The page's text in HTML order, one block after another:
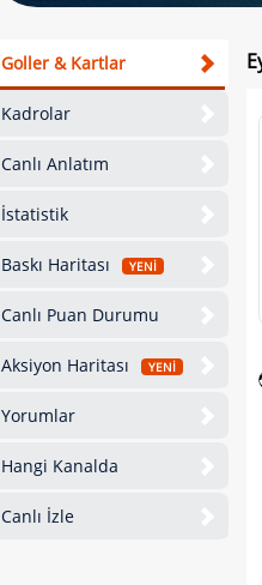
Goller & Kartlar
Kadrolar
Canlı Anlatım
İstatistik
Baskı Haritası YENİ
Canlı Puan Durumu
Aksiyon Haritası YENİ
Yorumlar
Hangi Kanalda
Canlı İzle